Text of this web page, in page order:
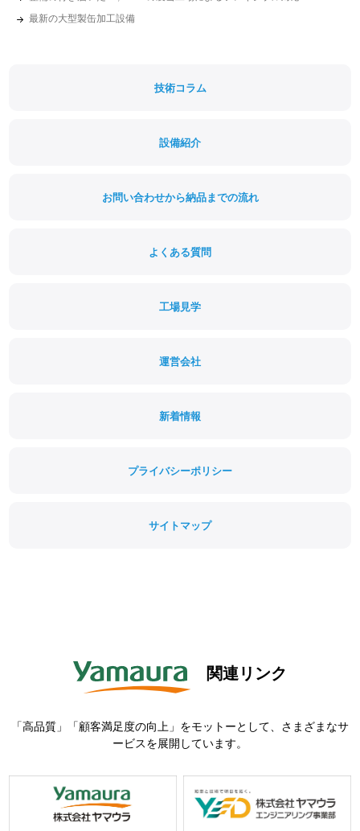
最新の大型製缶加工設備
技術コラム
設備紹介
お問い合わせから納品までの流れ
よくある質問
工場見学
運営会社
新着情報
プライバシーポリシー
サイトマップ
関連リンク
「高品質」「顧客満足度の向上」をモットーとして、さまざまなサ
ービスを展開しています。